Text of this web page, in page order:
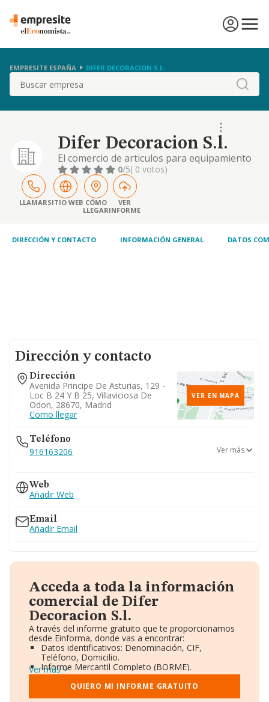
EMPRESITE ESPAÑA DIFER DECORACION S.L.
Buscar
Difer Decoracion S.l.
El comercio de articulos para equipamiento
del hogar y la construccion, asi como la
instalacion de los mismos.
0/5( 0 votos)
LLAMARSITIO WEB CÓMO
LLEGAR
VER
INFORME
DIRECCIÓN Y CONTACTO INFORMACIÓN GENERAL DATOS
Dirección y contacto
Dirección
Avenida Principe De Asturias, 129 -
Loc B 24 Y B 25, Villaviciosa De
Odon, 28670, Madrid
Como llegar
VER EN MAPA
Teléfono
916163206
985345060
Ver más
Web
Añadir Web
Email
Añadir Email
Acceda a toda la información
comercial de Difer
Decoracion S.l.
A través del informe gratuito que te proporcionamos
desde Einforma, donde vas a encontrar:
Datos identificativos: Denominación, CIF,
Teléfono, Domicilio.
Informe Mercantil Completo (BORME).
Gráficos de Evolución Ventas y Empleados.
Consejo de Administración y Administradores.
Directivos y Ejecutivos.
Ver más
QUIERO MI INFORME GRATUITO